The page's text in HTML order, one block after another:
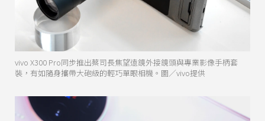
vivo X300 Pro同步推出蔡司長焦望遠鏡外接鏡頭與專業影像手柄套
裝，有如隨身攜帶大砲級的輕巧單眼相機。圖／vivo提供